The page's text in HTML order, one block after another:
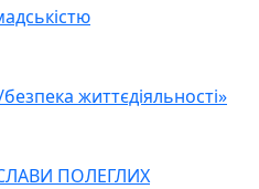
життєдіяльності»
ПОЛЕГЛИХ